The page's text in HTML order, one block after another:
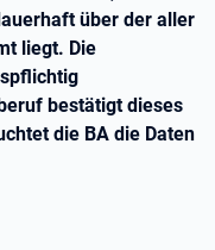
über der aller
liegt. Die
bestätigt dieses
die BA die Daten